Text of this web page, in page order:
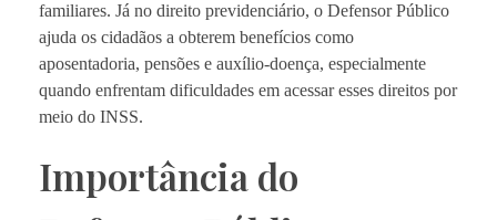
familiares. Já no direito previdenciário, o Defensor Público
ajuda os cidadãos a obterem benefícios como
aposentadoria, pensões e auxílio-doença, especialmente
quando enfrentam dificuldades em acessar esses direitos por
meio do INSS.
Importância do